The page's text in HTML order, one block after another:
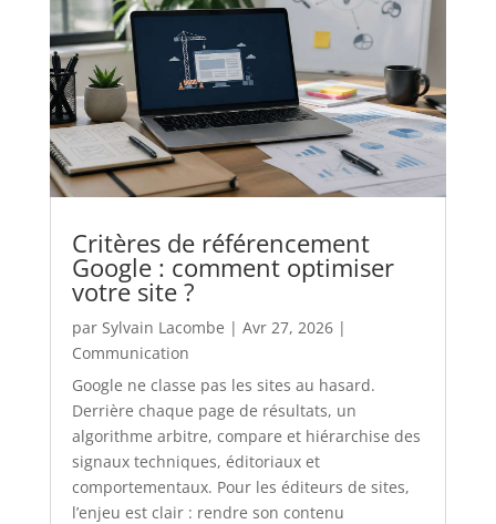
Critères de référencement
Google : comment optimiser
votre site ?
par Sylvain Lacombe | Avr 27, 2026|
Communication
Google ne classe pas les sites au hasard.
Derrière chaque page de résultats, un
algorithme arbitre, compare et hiérarchise des
signaux techniques, éditoriaux et
comportementaux. Pour les éditeurs de sites,
l’enjeu est clair : rendre son contenu